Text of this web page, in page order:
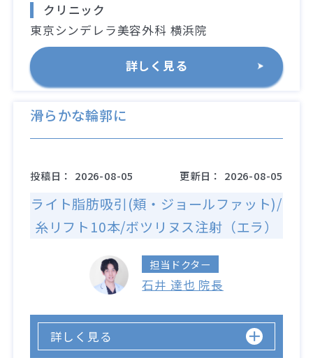
クリニック
東京シンデレラ美容外科 横浜院
詳しく見る
滑らかな輪郭に
投稿日： 2026-08-05 更新日： 2026-08-05
ライト脂肪吸引(頬・ジョールファット)/
糸リフト10本/ボツリヌス注射（エラ）
担当ドクター
石井 達也 院長
詳しく見る